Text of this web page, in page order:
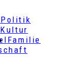
Politik
Kultur
Familie